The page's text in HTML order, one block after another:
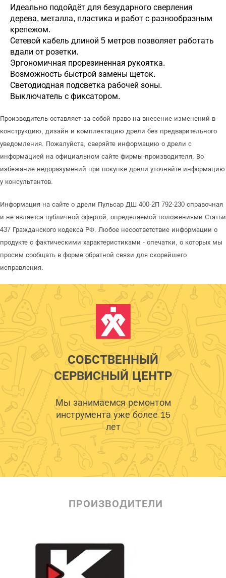
Идеально подойдёт для безударного сверления
дерева, металла, пластика и работ с разнообразным
крепежом.
Сетевой кабель длиной 5 метров позволяет работать
вдали от розетки.
Эргономичная прорезиненная рукоятка.
Возможность быстрой замены щеток.
Светодиодная подсветка рабочей зоны.
Выключатель с фиксатором.
Производитель оставляет за собой право на внесение изменений в
конструкцию, дизайн и комплектацию дрели без предварительного
уведомления. Пожалуйста, сверяйте информацию о дрели с
информацией на официальном сайте фирмы-производителя. Во
избежание недоразумений при покупке дрели уточняйте информацию
у консультантов.
Информация на сайте о дрели Пульсар ДШ 400-2П 792-230 справочная
и не является публичной офертой, определяемой положениями Статьи
437 Гражданского кодекса РФ. Любое несоответствие информации о
продукте с фактическими характеристиками - опечатки, о которых мы
просим сообщать в форме обратной связи для скорейшего
исправления.
СОБСТВЕННЫЙ
СЕРВИСНЫЙ ЦЕНТР
Мы занимаемся ремонтом
инструмента уже более 15
лет
ПРОИЗВОДИТЕЛИ